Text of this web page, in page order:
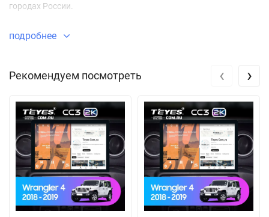
городах России.
подробнее
Рекомендуем посмотреть ‹ ›